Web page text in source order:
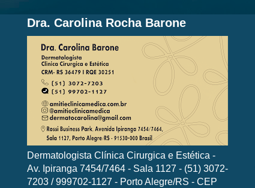
Dra. Carolina Rocha Barone
Dermatologista Clínica Cirurgica e Estética -
Av. Ipiranga 7454/7464 - Sala 1127 - (51) 3072-
7203 / 999702-1127 - Porto Alegre/RS - CEP